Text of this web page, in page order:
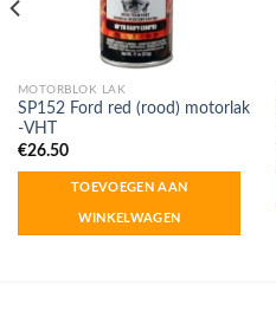
MOTORBLOK LAK
SP152 Ford red (rood) motorlak
-VHT
€26.50
TOEVOEGEN AAN
WINKELWAGEN